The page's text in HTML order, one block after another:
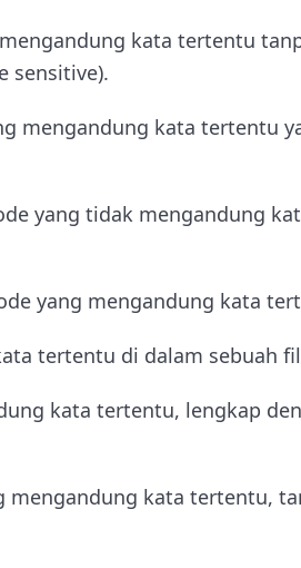
kata tertentu
sensitive).
mengandung kata tertentu
yang tidak mengandung
yang mengandung kata
tertentu di dalam sebuah
kata tertentu, lengkap
mengandung kata tertentu,